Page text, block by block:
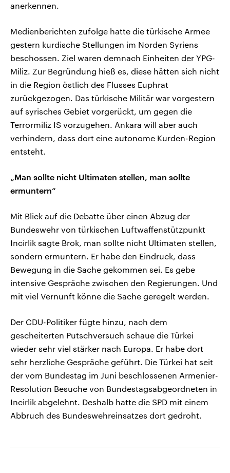
anerkennen.
Medienberichten zufolge hatte die türkische Armee
gestern kurdische Stellungen im Norden Syriens
beschossen. Ziel waren demnach Einheiten der YPG-
Miliz. Zur Begründung hieß es, diese hätten sich nicht
in die Region östlich des Flusses Euphrat
zurückgezogen. Das türkische Militär war vorgestern
auf syrisches Gebiet vorgerückt, um gegen die
Terrormiliz IS vorzugehen. Ankara will aber auch
verhindern, dass dort eine autonome Kurden-Region
entsteht.
„Man sollte nicht Ultimaten stellen, man sollte
ermuntern“
Mit Blick auf die Debatte über einen Abzug der
Bundeswehr von türkischen Luftwaffenstützpunkt
Incirlik sagte Brok, man sollte nicht Ultimaten stellen,
sondern ermuntern. Er habe den Eindruck, dass
Bewegung in die Sache gekommen sei. Es gebe
intensive Gespräche zwischen den Regierungen. Und
mit viel Vernunft könne die Sache geregelt werden.
Der CDU-Politiker fügte hinzu, nach dem
gescheiterten Putschversuch schaue die Türkei
wieder sehr viel stärker nach Europa. Er habe dort
sehr herzliche Gespräche geführt. Die Türkei hat seit
der vom Bundestag im Juni beschlossenen Armenier-
Resolution Besuche von Bundestagsabgeordneten in
Incirlik abgelehnt. Deshalb hatte die SPD mit einem
Abbruch des Bundeswehreinsatzes dort gedroht.